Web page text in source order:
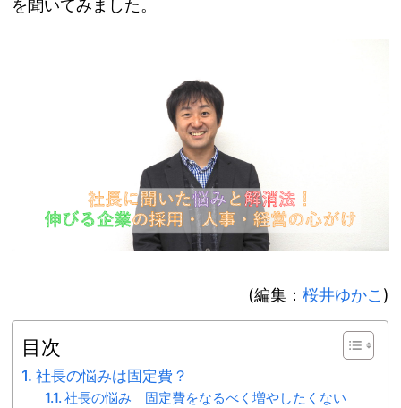
を聞いてみました。
(編集： 桜井ゆかこ)
目次
社長の悩みは固定費？
社長の悩み 固定費をなるべく増やしたくない